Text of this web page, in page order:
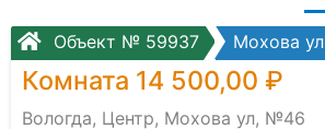
Объект № 59937 Мохова ул
Комната 14 500,00 ₽
Вологда, Центр, Мохова ул, №46